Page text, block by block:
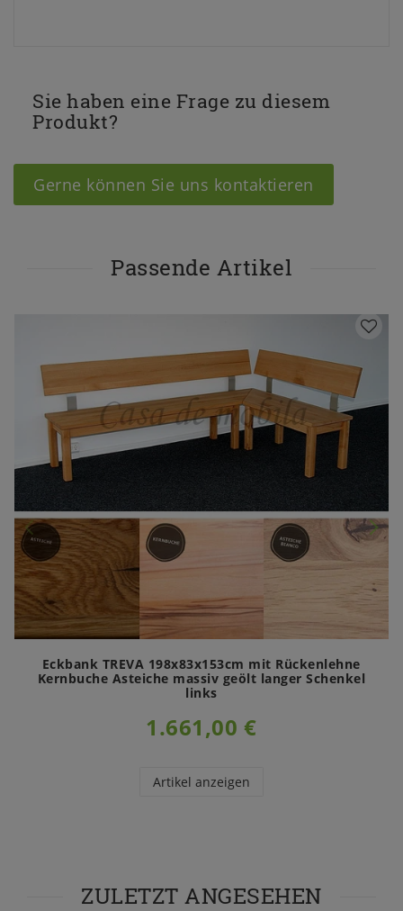
Sie haben eine Frage zu diesem
Produkt?
Gerne können Sie uns kontaktieren
Passende Artikel
Eckbank TREVA 198x83x153cm mit Rückenlehne
Kernbuche Asteiche massiv geölt langer Schenkel
links
1.661,00 €
Artikel anzeigen
ZULETZT ANGESEHEN